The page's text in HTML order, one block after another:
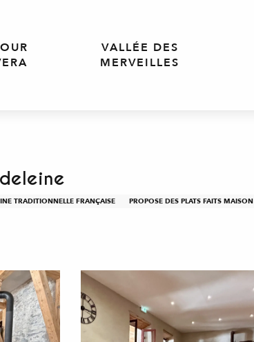
VALLÉE DES
MERVEILLES
TRADITIONNELLE FRANÇAISE PROPOSE DES PLATS FAITS MAISON